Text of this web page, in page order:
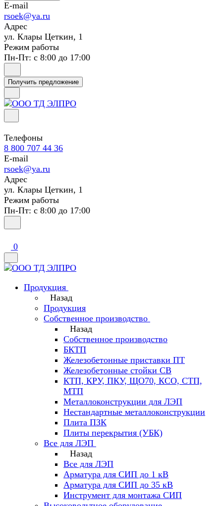
E-mail
rsoek@ya.ru
Адрес
ул. Клары Цеткин, 1
Режим работы
Пн-Пт: с 8:00 до 17:00
Получить предложение
Телефоны
8 800 707 44 36
E-mail
rsoek@ya.ru
Адрес
ул. Клары Цеткин, 1
Режим работы
Пн-Пт: с 8:00 до 17:00
0
Продукция
Назад
Продукция
Собственное производство
Назад
Собственное производство
БКТП
Железобетонные приставки ПТ
Железобетонные стойки СВ
КТП, КРУ, ПКУ, ЩО70, КСО, СТП,
МТП
Металлоконструкции для ЛЭП
Нестандартные металлоконструкции
Плита ПЗК
Плиты перекрытия (УБК)
Все для ЛЭП
Назад
Все для ЛЭП
Арматура для СИП до 1 кВ
Арматура для СИП до 35 кВ
Инструмент для монтажа СИП